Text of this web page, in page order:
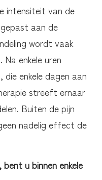
intensiteit van de
aan de
wordt vaak
enkele uren
enkele dagen aan
streeft ernaar
Buiten de pijn
nadelig effect de
u binnen enkele